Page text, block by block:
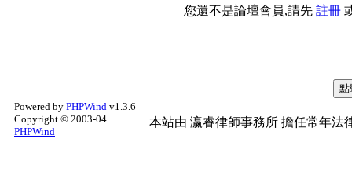
您還不是論壇會員,請先 註冊
Powered by PHPWind v1.3.6
Copyright © 2003-04
PHPWind
本站由 瀛睿律師事務所 擔任常年法